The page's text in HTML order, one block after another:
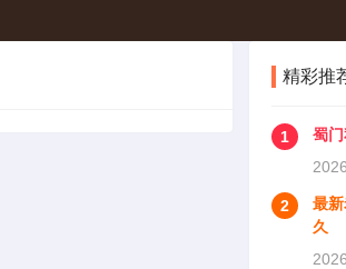
精彩推
1
蜀
2
最
久